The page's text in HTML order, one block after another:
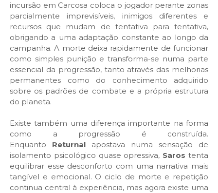
incursão em Carcosa coloca o jogador perante zonas
parcialmente imprevisíveis, inimigos diferentes e
recursos que mudam de tentativa para tentativa,
obrigando a uma adaptação constante ao longo da
campanha. A morte deixa rapidamente de funcionar
como simples punição e transforma-se numa parte
essencial da progressão, tanto através das melhorias
permanentes como do conhecimento adquirido
sobre os padrões de combate e a própria estrutura
do planeta.
Existe também uma diferença importante na forma
como a progressão é construída.
Enquanto Returnal apostava numa sensação de
isolamento psicológico quase opressiva, Sarostenta
equilibrar esse desconforto com uma narrativa mais
tangível e emocional. O ciclo de morte e repetição
continua central à experiência, mas agora existe uma